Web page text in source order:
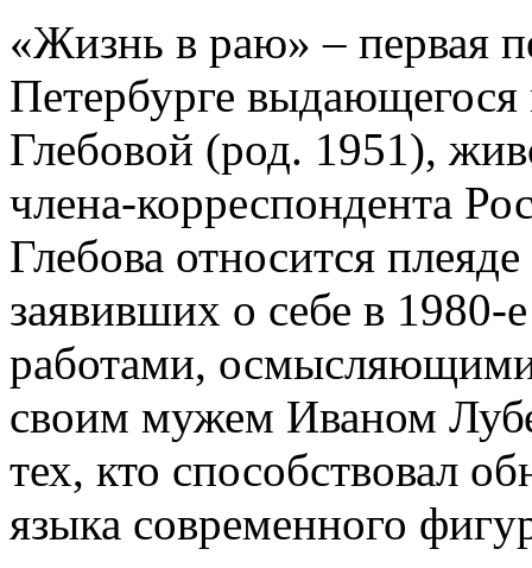
«Жизнь в раю» – первая
Петербурге выдающегося
Глебовой (род. 1951),
члена-корреспондента
Глебова относится
заявивших о себе в
работами,
своим мужем Иваном
тех, кто способствовал
языка современного